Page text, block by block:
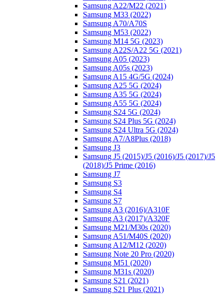
Samsung A22/M22 (2021)
Samsung M33 (2022)
Samsung A70/A70S
Samsung M53 (2022)
Samsung M14 5G (2023)
Samsung A22S/A22 5G (2021)
Samsung A05 (2023)
Samsung A05s (2023)
Samsung A15 4G/5G (2024)
Samsung A25 5G (2024)
Samsung A35 5G (2024)
Samsung A55 5G (2024)
Samsung S24 5G (2024)
Samsung S24 Plus 5G (2024)
Samsung S24 Ultra 5G (2024)
Samsung A7/A8Plus (2018)
Samsung J3
Samsung J5 (2015)/J5 (2016)/J5 (2017)/J5
(2018)/J5 Prime (2016)
Samsung J7
Samsung S3
Samsung S4
Samsung S7
Samsung A3 (2016)/A310F
Samsung A3 (2017)/A320F
Samsung M21/M30s (2020)
Samsung A51/M40S (2020)
Samsung A12/M12 (2020)
Samsung Note 20 Pro (2020)
Samsung M51 (2020)
Samsung M31s (2020)
Samsung S21 (2021)
Samsung S21 Plus (2021)